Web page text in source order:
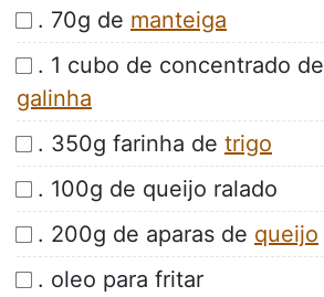
. 70g de manteiga
. 1 cubo de concentrado de
galinha
. 350g farinha de trigo
. 100g de queijo ralado
. 200g de aparas de queijo
. oleo para fritar